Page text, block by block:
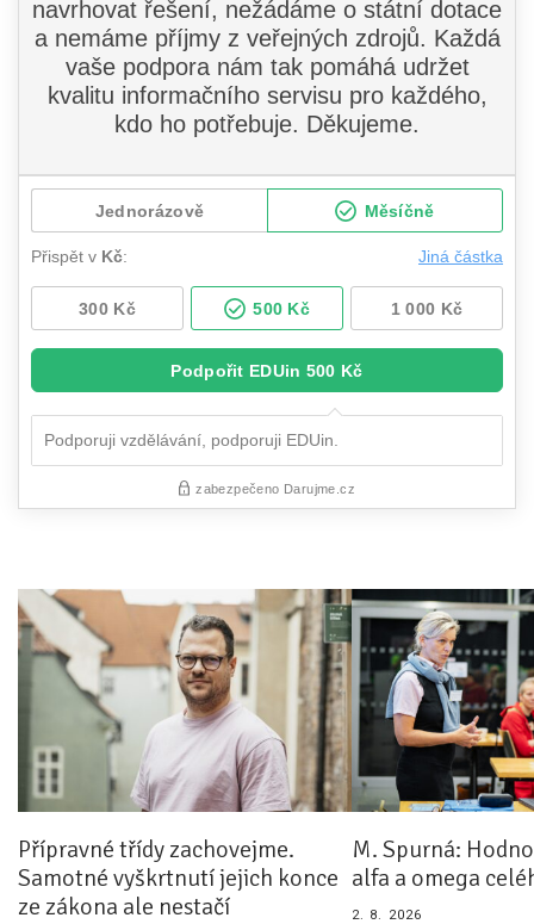
Přípravné třídy zachovejme.
Samotné vyškrtnutí jejich konce
ze zákona ale nestačí
M. Spurná:
alfa a omega
2. 8. 2026